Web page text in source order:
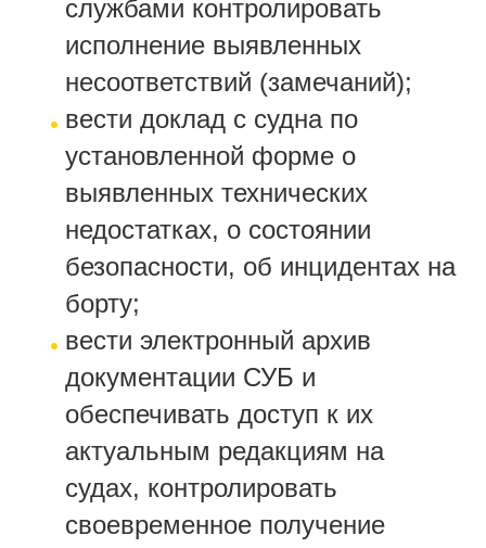
службами контролировать
исполнение выявленных
несоответствий (замечаний);
вести доклад с судна по
установленной форме о
выявленных технических
недостатках, о состоянии
безопасности, об инцидентах на
борту;
вести электронный архив
документации СУБ и
обеспечивать доступ к их
актуальным редакциям на
судах, контролировать
своевременное получение